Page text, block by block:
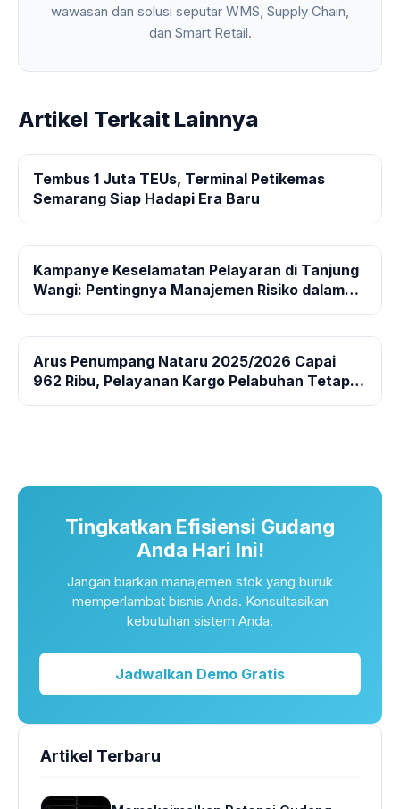
wawasan dan solusi seputar WMS, Supply Chain,
dan Smart Retail.
Artikel Terkait Lainnya
Tembus 1 Juta TEUs, Terminal Petikemas
Semarang Siap Hadapi Era Baru
Kampanye Keselamatan Pelayaran di Tanjung
Wangi: Pentingnya Manajemen Risiko dalam
Arus Penumpang Nataru 2025/2026 Capai
962 Ribu, Pelayanan Kargo Pelabuhan Tetap
Tingkatkan Efisiensi Gudang
Anda Hari Ini!
Jangan biarkan manajemen stok yang buruk
memperlambat bisnis Anda. Konsultasikan
kebutuhan sistem Anda.
Jadwalkan Demo Gratis
Artikel Terbaru